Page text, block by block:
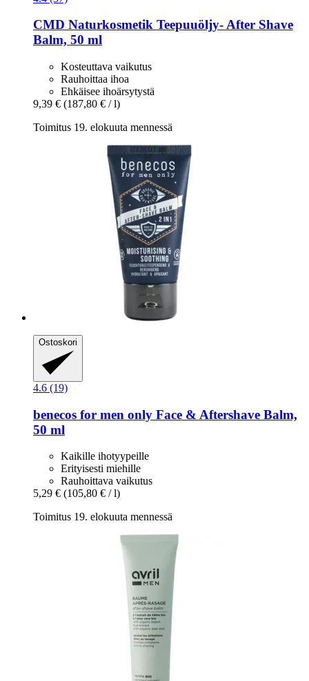
CMD Naturkosmetik Teepuuöljy-​ After Shave
Balm, 50 ml
Kosteuttava vaikutus
Rauhoittaa ihoa
Ehkäisee ihoärsytystä
9,39 € (187,80 € / l)
Toimitus 19. elokuuta mennessä
Ostoskori
4.6 (19)
benecos for men only Face & Aftershave Balm,
50 ml
Kaikille ihotyypeille
Erityisesti miehille
Rauhoittava vaikutus
5,29 € (105,80 € / l)
Toimitus 19. elokuuta mennessä